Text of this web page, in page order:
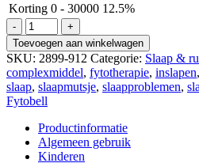
Korting 0 - 30000 12.5%
Escholcin
druppels
Slapen
aantal
Toevoegen aan winkelwagen
SKU: 2899-912 Categorie: Slaap &
complexmiddel, fytotherapie, inslapen,
slaap, slaapmutsje, slaapproblemen,
Fytobell
Productinformatie
Algemeen gebruik
Kinderen